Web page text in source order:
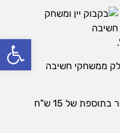
ממשחקי חשיבה
של 15 ש"ח
פתח